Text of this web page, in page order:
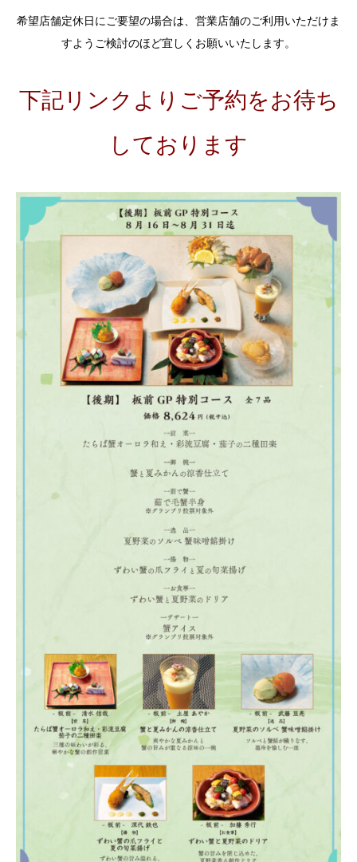
希望店舗定休日にご要望の場合は、営業店舗のご利用いただけま
すようご検討のほど宜しくお願いいたします。
下記リンクよりご予約をお待ち
しております